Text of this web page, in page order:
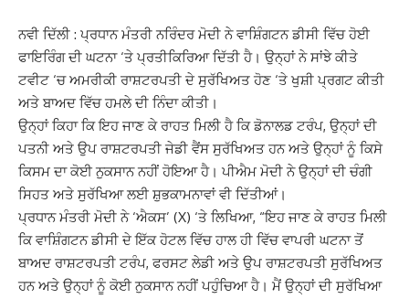
ਨਵੀ ਦਿੱਲੀ : ਪ੍ਰਧਾਨ ਮੰਤਰੀ ਨਰਿੰਦਰ ਮੋਦੀ ਨੇ ਵਾਸ਼ਿੰਗਟਨ ਡੀਸੀ ਵਿੱਚ ਹੋਈ
ਫਾਇਰਿੰਗ ਦੀ ਘਟਨਾ ‘ਤੇ ਪ੍ਰਤੀਕਿਰਿਆ ਦਿੱਤੀ ਹੈ। ਉਨ੍ਹਾਂ ਨੇ ਸਾਂਝੇ ਕੀਤੇ
ਟਵੀਟ ‘ਚ ਅਮਰੀਕੀ ਰਾਸ਼ਟਰਪਤੀ ਦੇ ਸੁਰੱਖਿਅਤ ਹੋਣ ‘ਤੇ ਖੁਸ਼ੀ ਪ੍ਰਗਟ ਕੀਤੀ
ਅਤੇ ਬਾਅਦ ਵਿੱਚ ਹਮਲੇ ਦੀ ਨਿੰਦਾ ਕੀਤੀ।
ਉਨ੍ਹਾਂ ਕਿਹਾ ਕਿ ਇਹ ਜਾਣ ਕੇ ਰਾਹਤ ਮਿਲੀ ਹੈ ਕਿ ਡੋਨਾਲਡ ਟਰੰਪ, ਉਨ੍ਹਾਂ ਦੀ
ਪਤਨੀ ਅਤੇ ਉਪ ਰਾਸ਼ਟਰਪਤੀ ਜੇਡੀ ਵੈਂਸ ਸੁਰੱਖਿਅਤ ਹਨ ਅਤੇ ਉਨ੍ਹਾਂ ਨੂੰ ਕਿਸੇ
ਕਿਸਮ ਦਾ ਕੋਈ ਨੁਕਸਾਨ ਨਹੀਂ ਹੋਇਆ ਹੈ। ਪੀਐਮ ਮੋਦੀ ਨੇ ਉਨ੍ਹਾਂ ਦੀ ਚੰਗੀ
ਸਿਹਤ ਅਤੇ ਸੁਰੱਖਿਆ ਲਈ ਸ਼ੁਭਕਾਮਨਾਵਾਂ ਵੀ ਦਿੱਤੀਆਂ।
ਪ੍ਰਧਾਨ ਮੰਤਰੀ ਮੋਦੀ ਨੇ ‘ਐਕਸ’ (X) ‘ਤੇ ਲਿਖਿਆ, “ਇਹ ਜਾਣ ਕੇ ਰਾਹਤ ਮਿਲੀ
ਕਿ ਵਾਸ਼ਿੰਗਟਨ ਡੀਸੀ ਦੇ ਇੱਕ ਹੋਟਲ ਵਿੱਚ ਹਾਲ ਹੀ ਵਿੱਚ ਵਾਪਰੀ ਘਟਨਾ ਤੋਂ
ਬਾਅਦ ਰਾਸ਼ਟਰਪਤੀ ਟਰੰਪ, ਫਰਸਟ ਲੇਡੀ ਅਤੇ ਉਪ ਰਾਸ਼ਟਰਪਤੀ ਸੁਰੱਖਿਅਤ
ਹਨ ਅਤੇ ਉਨ੍ਹਾਂ ਨੂੰ ਕੋਈ ਨੁਕਸਾਨ ਨਹੀਂ ਪਹੁੰਚਿਆ ਹੈ। ਮੈਂ ਉਨ੍ਹਾਂ ਦੀ ਸੁਰੱਖਿਆ